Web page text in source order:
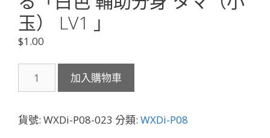
玉） LV1 」
$1.00
P08-
タ
加入購物車
貨號: WXDi-P08-023 分類: WXDi-P08